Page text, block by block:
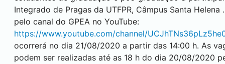
Integrado de Pragas da UTFPR, Câmpus Santa Helena
pelo canal do GPEA no YouTube:
https://www.youtube.com/channel/
ocorrerá no dia 21/08/2020 a partir das 14:00 h. As
podem ser realizadas até as 18 h do dia 20/08/2020